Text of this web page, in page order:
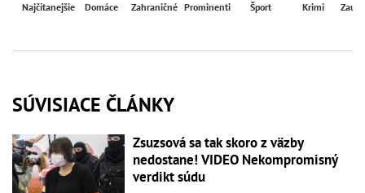
Najčítanejšie Domáce Zahraničné Prominenti Šport Krimi
SÚVISIACE ČLÁNKY
Zsuzsová sa tak skoro z väzby
nedostane! VIDEO Nekompromisný
verdikt súdu